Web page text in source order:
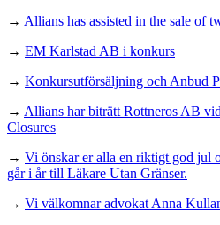
→ Allians has assisted in the sale of
→ EM Karlstad AB i konkurs
→ Konkursutförsäljning och Anbud
→ Allians har biträtt Rottneros AB
Closures
→ Vi önskar er alla en riktigt god jul
går i år till Läkare Utan Gränser.
→ Vi välkomnar advokat Anna